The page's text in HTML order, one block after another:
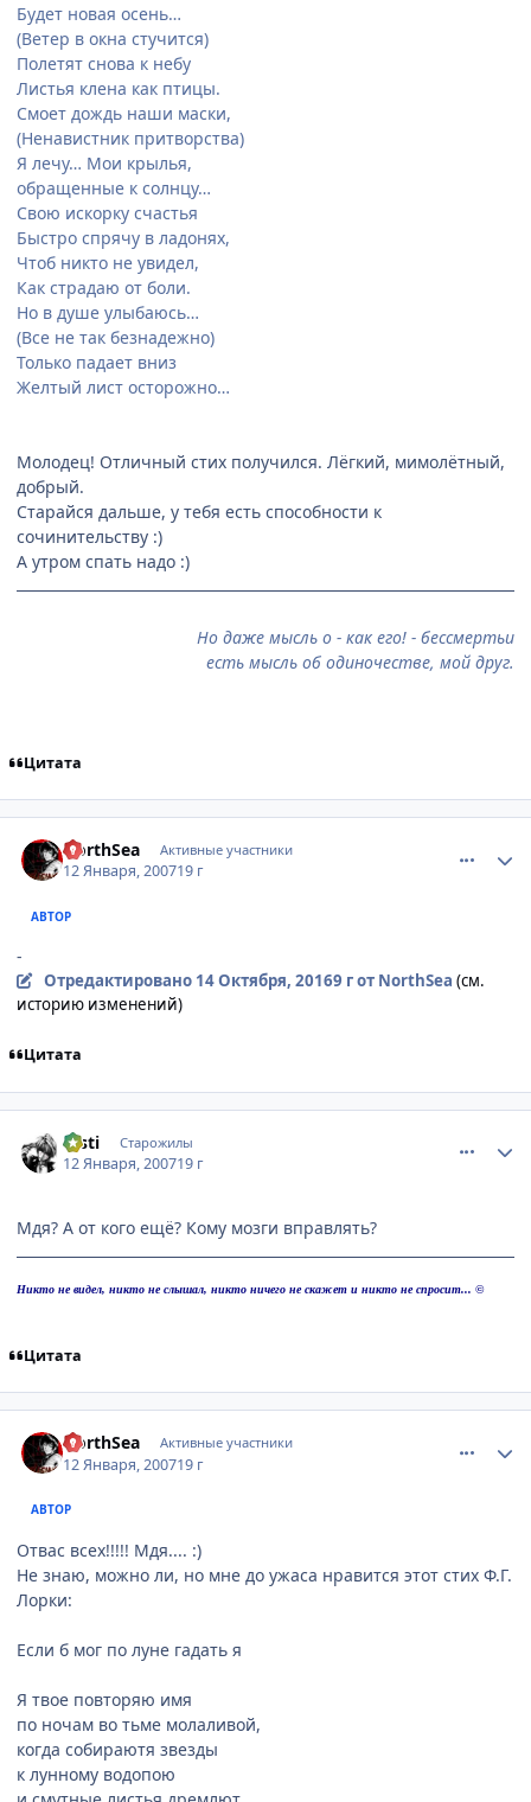
Будет новая осень…
(Ветер в окна стучится)
Полетят снова к небу
Листья клена как птицы.
Смоет дождь наши маски,
(Ненавистник притворства)
Я лечу… Мои крылья,
обращенные к солнцу…
Свою искорку счастья
Быстро спрячу в ладонях,
Чтоб никто не увидел,
Как страдаю от боли.
Но в душе улыбаюсь…
(Все не так безнадежно)
Только падает вниз
Желтый лист осторожно…
Молодец! Отличный стих получился. Лёгкий, мимолётный,
добрый.
Старайся дальше, у тебя есть способности к
сочинительству :)
А утром спать надо :)
Но даже мысль о - как его! - бессмертьи
есть мысль об одиночестве, мой друг.
Цитата
NorthSea Активные участники
12 Января, 200719 г
АВТОР
-
Отредактировано 14 Октября, 20169 гот NorthSea (см.
историю изменений)
Цитата
msti Старожилы
12 Января, 200719 г
Мдя? А от кого ещё? Кому мозги вправлять?
Никто не видел, никто не слышал, никто ничего не скажет и никто не спросит... ©
Цитата
NorthSea Активные участники
12 Января, 200719 г
АВТОР
Отвас всех!!!!! Мдя.... :)
Не знаю, можно ли, но мне до ужаса нравится этот стих Ф.Г.
Лорки:
Если б мог по луне гадать я
Я твое повторяю имя
по ночам во тьме молаливой,
когда собираютя звезды
к лунному водопою